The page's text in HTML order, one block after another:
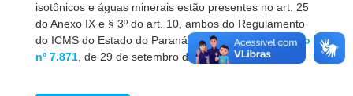
isotônicos e águas minerais estão presentes no art. 25
do Anexo IX e § 3º do art. 10, ambos do Regulamento
do ICMS do Estado do Paraná, aprovado peloDecreto
nº 7.871 , de 29 de setembro de 2017 (RICMS PR).